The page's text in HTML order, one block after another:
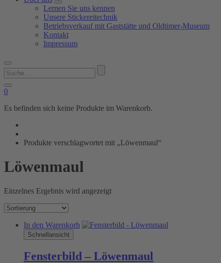
Lernen Sie uns kennen
Unsere Stickereitechnik
Betriebsverkauf mit Gaststätte und Oldtimer-Museum
Kontakt
Impressum
Suchen
nach:
0
Es befinden sich keine Produkte im Warenkorb.
Produkte verschlagwortet mit „Löwenmaul“
Löwenmaul
Einzelnes Ergebnis wird angezeigt
In den Warenkorb
Schnellansicht
Fensterbild – Löwenmaul